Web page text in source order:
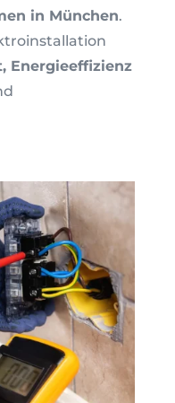
in München.
Energieeffizienz